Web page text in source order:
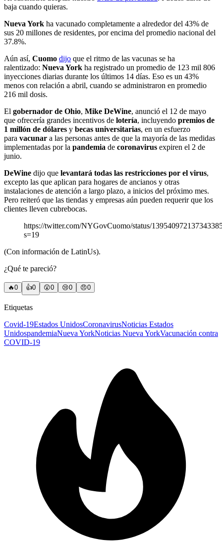
baja cuando quieras.
Nueva York ha vacunado completamente a alrededor del 43% de
sus 20 millones de residentes, por encima del promedio nacional del
37.8%.
Aún así, Cuomo dijo que el ritmo de las vacunas se ha
ralentizado: Nueva York ha registrado un promedio de 123 mil 806
inyecciones diarias durante los últimos 14 días. Eso es un 43%
menos con relación a abril, cuando se administraron en promedio
216 mil dosis.
El gobernador de Ohio, Mike DeWine, anunció el 12 de mayo
que ofrecería grandes incentivos de lotería, incluyendo premios de
1 millón de dólares y becas universitarias, en un esfuerzo
para vacunar a las personas antes de que la mayoría de las medidas
implementadas por la pandemia de coronavirus expiren el 2 de
junio.
DeWine dijo que levantará todas las restricciones por el virus,
excepto las que aplican para hogares de ancianos y otras
instalaciones de atención a largo plazo, a inicios del próximo mes.
Pero reiteró que las tiendas y empresas aún pueden requerir que los
clientes lleven cubrebocas.
https://twitter.com/NYGovCuomo/status/
s=19
(Con información de LatinUs).
¿Qué te pareció?
🔥0 👍0 😲0 😢0 😠0
Etiquetas
Covid-19Estados UnidosCoronavirusNoticias Estados
UnidospandemiaNueva YorkNoticias Nueva YorkVacunación contra
COVID-19